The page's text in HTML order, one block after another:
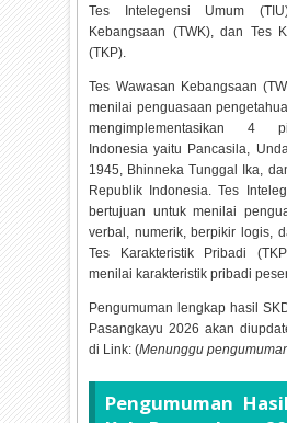
Tes Intelegensi Umum
Kebangsaan (TWK), dan Tes
(TKP).
Tes Wawasan Kebangsaan
menilai penguasaan
mengimplementasikan 4
Indonesia yaitu Pancasila,
1945, Bhinneka Tunggal Ika,
Republik Indonesia. Tes
bertujuan untuk menilai
verbal, numerik, berpikir logis,
Tes Karakteristik Pribadi
menilai karakteristik pribadi
Pengumuman lengkap hasil
Pasangkayu2026 akan
di Link: (Menunggu
Pengumuman